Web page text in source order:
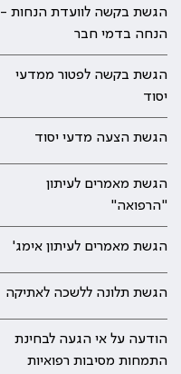
הגשת בקשה לוועדת הנחות -
הנחה בדמי חבר
הגשת בקשה לפטור ממדעי
יסוד
הגשת הצעה מדעי יסוד
הגשת מאמרים לעיתון
"הרפואה"
הגשת מאמרים לעיתון אימג'
הגשת תלונה ללשכה לאתיקה
הודעה על אי הגעה לבחינת
התמחות מסיבות רפואיות